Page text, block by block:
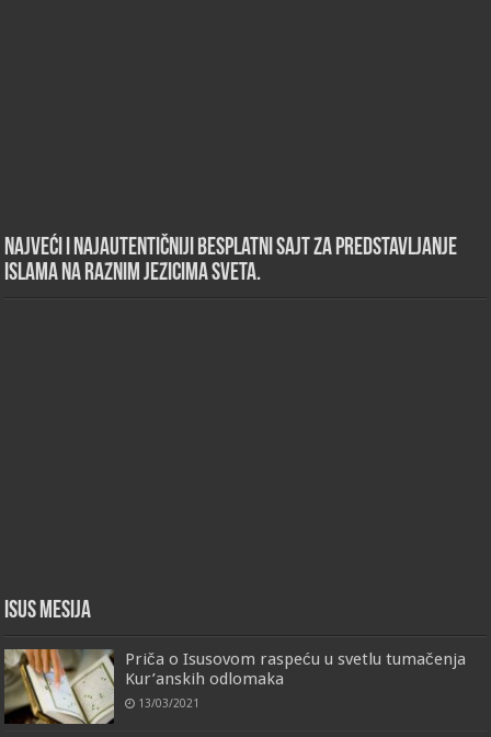
Najveći i najautentičniji besplatni sajt za predstavljanje
islama na raznim jezicima sveta.
Isus Mesija
Priča o Isusovom raspeću u svetlu tumačenja
Kur’anskih odlomaka
13/03/2021